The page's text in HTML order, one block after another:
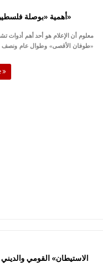
أهمية «بوصلة فلسطين» في هزيمة «جنرال التجهيل»
معلوم أن الإعلام هو أحد أهم أدوات
«طوفان الأقصى» وطوال عام ونصف
«الاستيطان» القومي